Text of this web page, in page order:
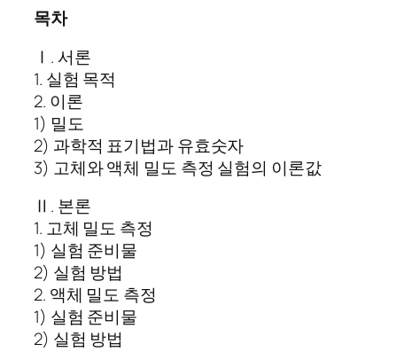
목차
Ⅰ. 서론
1. 실험 목적
2. 이론
1) 밀도
2) 과학적 표기법과 유효숫자
3) 고체와 액체 밀도 측정 실험의 이론값
Ⅱ. 본론
1. 고체 밀도 측정
1) 실험 준비물
2) 실험 방법
2. 액체 밀도 측정
1) 실험 준비물
2) 실험 방법